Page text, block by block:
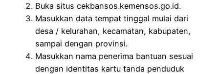
Buka situs cekbansos.kemensos.go.id.
Masukkan data tempat tinggal mulai dari
desa / kelurahan, kecamatan, kabupaten,
sampai dengan provinsi.
Masukkan nama penerima bantuan sesuai
dengan identitas kartu tanda penduduk